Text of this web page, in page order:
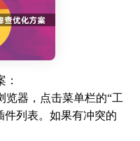
览器，点击菜单栏的“工
件列表。如果有冲突的